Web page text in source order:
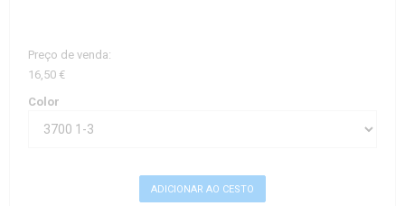
Preço de venda:
16,50 €
Color